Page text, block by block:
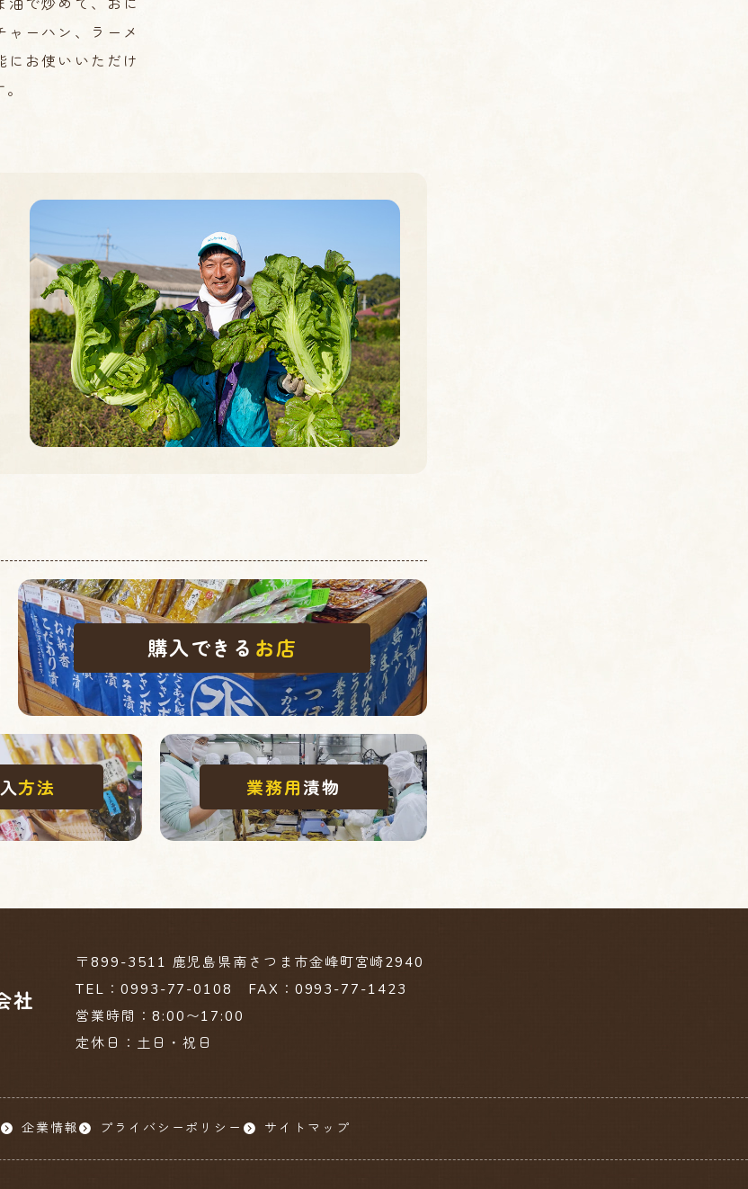
で炒めて、おに
ャーハン、ラーメ
にお使いいただけ
購入できる お店
方法 業務用漬物
社
〒899-3511 鹿児島県南さつま市金峰町宮崎2940
TEL：0993-77-0108 FAX：0993-77-1423
営業時間：8:00〜17:00
定休日：土日・祝日
企業情報 プライバシーポリシー サイトマップ